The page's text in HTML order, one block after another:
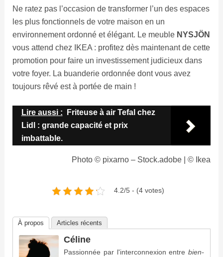
Ne ratez pas l’occasion de transformer l’un des espaces
les plus fonctionnels de votre maison en un
environnement ordonné et élégant. Le meuble NYSJÖN
vous attend chez IKEA : profitez dès maintenant de cette
promotion pour faire un investissement judicieux dans
votre foyer. La buanderie ordonnée dont vous avez
toujours rêvé est à portée de main !
Lire aussi :
Friteuse à air Tefal chez
Lidl : grande capacité et prix
imbattable.
Photo © pixarno – Stock.adobe | © Ikea
4.2/5 - (4 votes)
À propos Articles récents
Céline
Passionnée par l'interconnexion entrebien-